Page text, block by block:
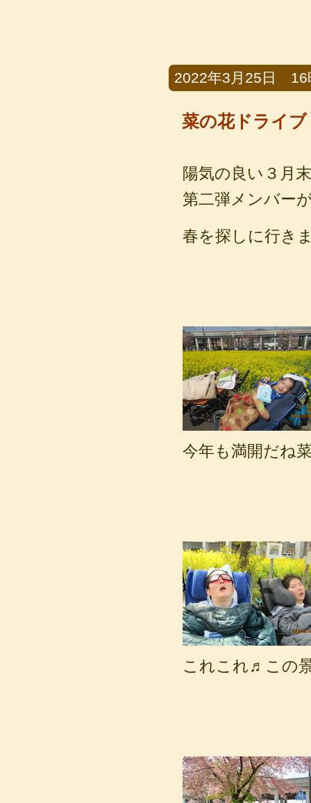
2022年3月25日 16
菜の花ドライ
陽気の良い３月
第二弾メンバー
春を探しに行き
今年も満開だね
これこれ♬この